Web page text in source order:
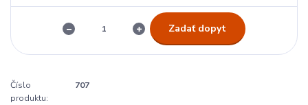
Zadať dopyt
Číslo
produktu:
707